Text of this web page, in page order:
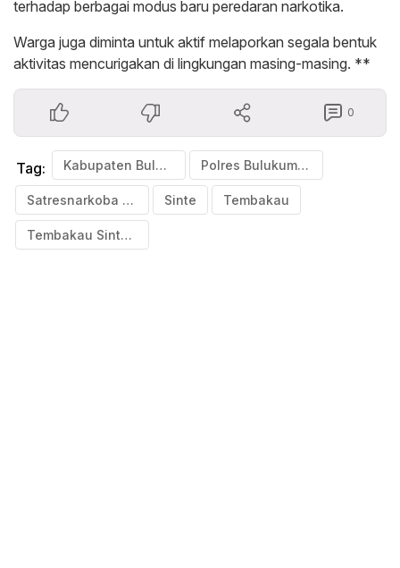
terhadap berbagai modus baru peredaran narkotika.
Warga juga diminta untuk aktif melaporkan segala bentuk
aktivitas mencurigakan di lingkungan masing-masing. **
0
Tag: Kabupaten Bulukumba Polres Bulukumba
Satresnarkoba Polres Bulukumba Sinte Tembakau
Tembakau Sintetis